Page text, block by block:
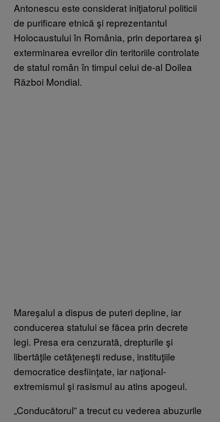
Antonescu este considerat iniţiatorul politicii
de purificare etnică şi reprezentantul
Holocaustului în România, prin deportarea şi
exterminarea evreilor din teritoriile controlate
de statul român în timpul celui de-al Doilea
Război Mondial.
Mareşalul a dispus de puteri depline, iar
conducerea statului se făcea prin decrete
legi. Presa era cenzurată, drepturile şi
libertăţile cetăţeneşti reduse, instituţiile
democratice desfiinţate, iar naţional-
extremismul şi rasismul au atins apogeul.
„Conducătorul” a trecut cu vederea abuzurile